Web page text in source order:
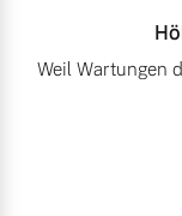
Weil Wartungen